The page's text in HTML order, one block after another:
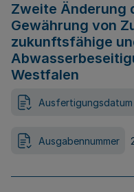
Zweite Änderung
Gewährung von
zukunftsfähige
Westfalen
Ausfertigungsdatum
Ausgabennummer